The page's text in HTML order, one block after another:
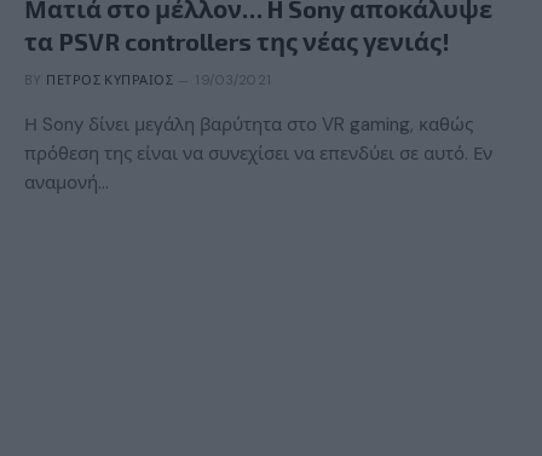
Ματιά στο μέλλον… H Sony αποκάλυψε
τα PSVR controllers της νέας γενιάς!
BY ΠΈΤΡΟΣ ΚΥΠΡΑΊΟΣ 19/03/2021
Η Sony δίνει μεγάλη βαρύτητα στο VR gaming, καθώς
πρόθεση της είναι να συνεχίσει να επενδύει σε αυτό. Εν
αναμονή…